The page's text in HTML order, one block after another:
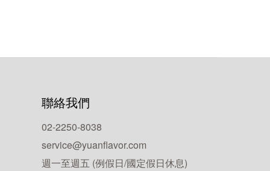
聯絡我們
02-2250-8038
service@yuanflavor.com
週一至週五 (例假日/國定假日休息)